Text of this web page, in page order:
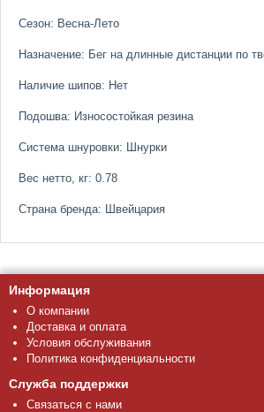
Сезон: Весна-Лето
Назначение: Бег на длинные дистанции по
Наличие шипов: Нет
Подошва: Износостойкая резина
Система шнуровки: Шнурки
Вес нетто, кг: 0.78
Страна бренда: Швейцария
Информация
О компании
Доставка и оплата
Условия обслуживания
Политика конфиденциальности
Служба поддержки
Связаться с нами